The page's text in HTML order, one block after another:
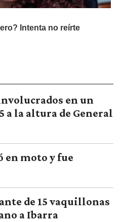
en un
a la altura de General
en moto y fue
de 15 vaquillonas
a Ibarra